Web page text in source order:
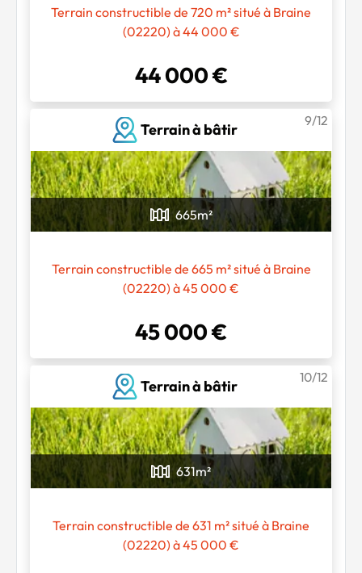
Terrain constructible de 720 m² situé à Braine
(02220) à 44 000 €
44 000 €
Terrain à bâtir
9/12
665m²
Terrain constructible de 665 m² situé à Braine
(02220) à 45 000 €
45 000 €
Terrain à bâtir
10/12
631m²
Terrain constructible de 631 m² situé à Braine
(02220) à 45 000 €